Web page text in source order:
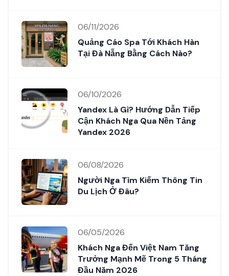
06/11/2026
Quảng Cáo Spa Tới Khách Hàn
Tại Đà Nẵng Bằng Cách Nào?
06/10/2026
Yandex Là Gì? Hướng Dẫn Tiếp
Cận Khách Nga Qua Nền Tảng
Yandex 2026
06/08/2026
Người Nga Tìm Kiếm Thông Tin
Du Lịch Ở Đâu?
06/05/2026
Khách Nga Đến Việt Nam Tăng
Trưởng Mạnh Mẽ Trong 5 Tháng
Đầu Năm 2026